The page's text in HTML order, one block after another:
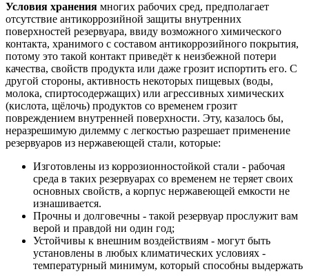
Условия хранения многих рабочих сред, предполагает
отсутствие антикоррозийной защиты внутренних
поверхностей резервуара, ввиду возможного химического
контакта, хранимого с составом антикоррозийного покрытия,
потому это такой контакт приведёт к неизбежной потери
качества, свойств продукта или даже грозит испортить его. С
другой стороны, активность некоторых пищевых (воды,
молока, спиртосодержащих) или агрессивных химических
(кислота, щёлочь) продуктов со временем грозит
повреждением внутренней поверхности. Эту, казалось бы,
неразрешимую дилемму с легкостью разрешает применение
резервуаров из нержавеющей стали, которые:
Изготовлены из коррозионностойкой стали - рабочая
среда в таких резервуарах со временем не теряет своих
основных свойств, а корпус нержавеющей емкости не
изнашивается.
Прочны и долговечны - такой резервуар прослужит вам
верой и правдой ни один год;
Устойчивы к внешним воздействиям - могут быть
установлены в любых климатических условиях -
температурный минимум, который способны выдержать